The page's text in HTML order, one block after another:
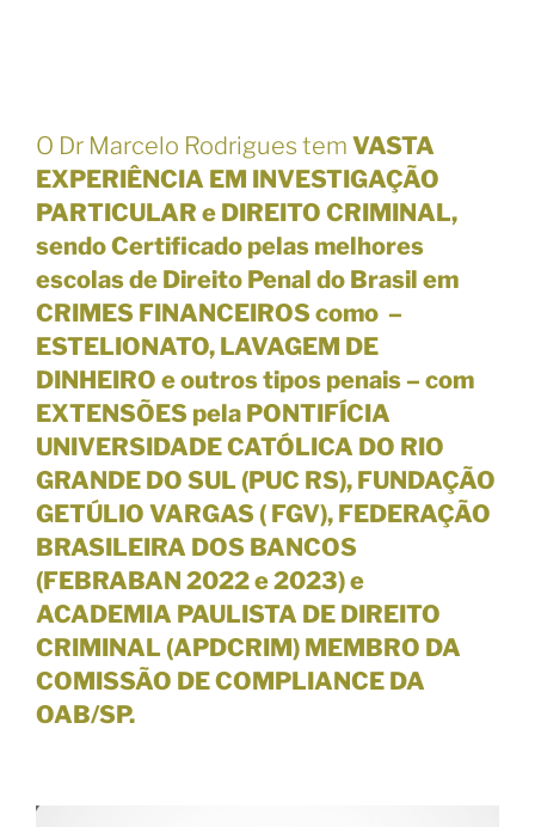
O Dr Marcelo Rodrigues tem VASTA
EXPERIÊNCIA EM INVESTIGAÇÃO
PARTICULAR e DIREITO CRIMINAL,
sendo Certificado pelas melhores
escolas de Direito Penal do Brasil em
CRIMES FINANCEIROS como –
ESTELIONATO, LAVAGEM DE
DINHEIRO e outros tipos penais – com
EXTENSÕES pela PONTIFÍCIA
UNIVERSIDADE CATÓLICA DO RIO
GRANDE DO SUL (PUC RS), FUNDAÇÃO
GETÚLIO VARGAS ( FGV), FEDERAÇÃO
BRASILEIRA DOS BANCOS
(FEBRABAN 2022 e 2023) e
ACADEMIA PAULISTA DE DIREITO
CRIMINAL (APDCRIM) MEMBRO DA
COMISSÃO DE COMPLIANCE DA
OAB/SP.